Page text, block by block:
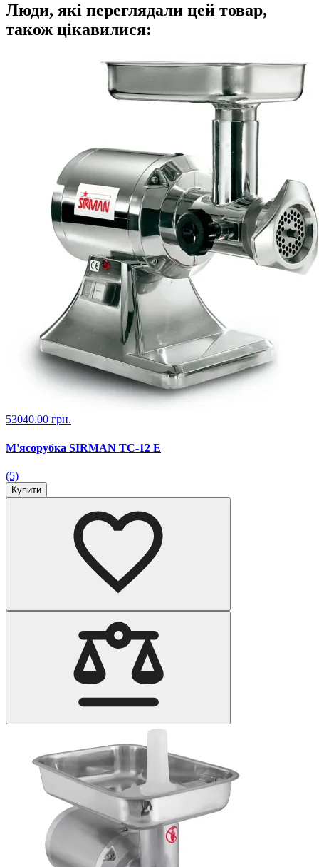
Люди, які переглядали цей товар,
також цікавилися:
53040.00 грн.
М'ясорубка SIRMAN TC-12 Е
(5)
Купити